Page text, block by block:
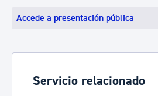
Accede a presentación pública
Servicio relacionado